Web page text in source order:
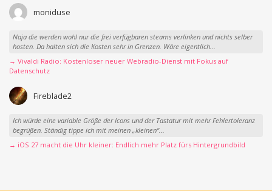
moniduse
Naja die werden wohl nur die frei verfügbaren steams verlinken und nichts selber
hosten. Da halten sich die Kosten sehr in Grenzen. Wäre eigentlich...
→ Vivaldi Radio: Kostenloser neuer Webradio-Dienst mit Fokus auf
Datenschutz
Fireblade2
Ich würde eine variable Größe der Icons und der Tastatur mit mehr Fehlertoleranz
begrüßen. Ständig tippe ich mit meinen „kleinen“...
→ iOS 27 macht die Uhr kleiner: Endlich mehr Platz fürs Hintergrundbild